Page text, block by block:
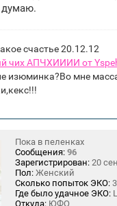
счастье 20.12.12
чих АПЧХИИИИ от
изюминка?Во мне
Пока в пеленках
Сообщения: 96
Зарегистрирован: 20
Пол: Женский
Сколько попыток ЭКО: 3
Где было удачное ЭКО:
Откуда: ЮФО